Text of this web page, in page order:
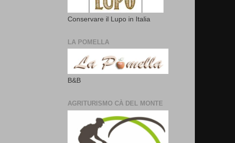
Conservare il Lupo in Italia
LA POMELLA
B&B
AGRITURISMO CÀ DEL MONTE